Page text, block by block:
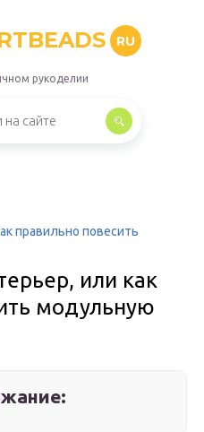
RU
рукоделии
правильно повесить
или как
модульную